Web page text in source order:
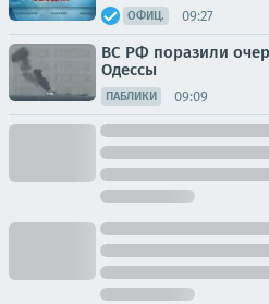
ОФИЦ. 09:27
ВС РФ поразили
Одессы
ПАБЛИКИ 09:09